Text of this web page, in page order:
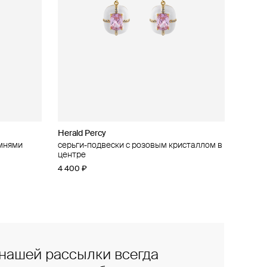
Herald Percy
серьги-подвески с розовым кристаллом в
центре
4 400 ₽
рассылки всегда